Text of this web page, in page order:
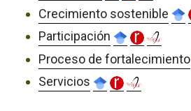
Crecimiento sostenible
Participación
Proceso de fortalecimiento
Servicios